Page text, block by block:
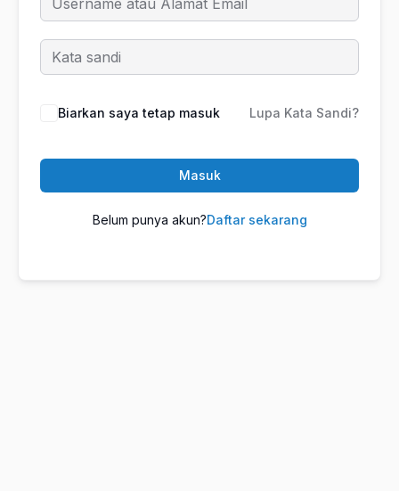
Biarkan saya tetap masuk Lupa Kata Sandi?
Masuk
Belum punya akun?Daftar sekarang